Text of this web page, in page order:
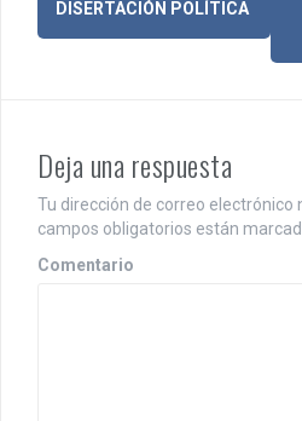
g
a
c
i
DISERTACIÓN POLÍTICA
Deja una respuesta
Tu dirección de correo electrónico
campos obligatorios están
Comentario